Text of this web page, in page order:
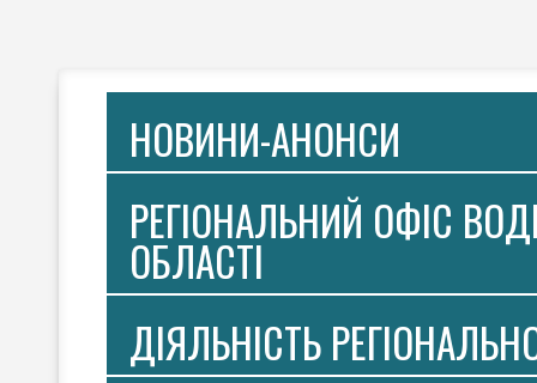
НОВИНИ-АНОНСИ
РЕГІОНАЛЬНИЙ ОФІС
ОБЛАСТІ
ДІЯЛЬНІСТЬ